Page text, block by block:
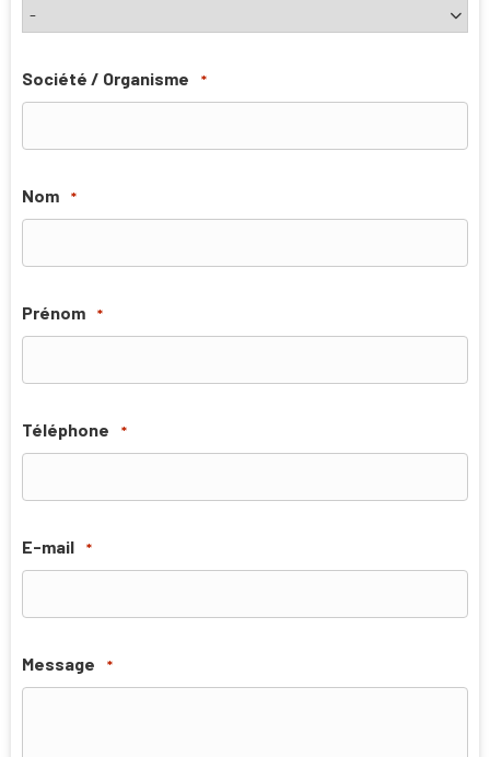
Société / Organisme *
Nom *
Prénom *
Téléphone *
E-mail *
Message *